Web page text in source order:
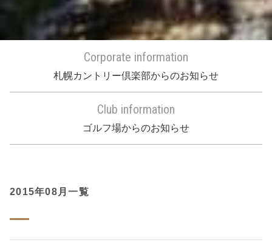
Corporate information
札幌カントリー倶楽部からのお知らせ
Club information
ゴルフ場からのお知らせ
2015年08月一覧